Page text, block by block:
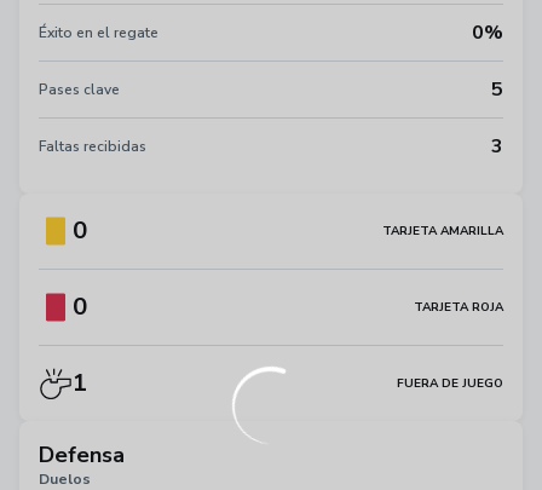
Éxito en el regate 0%
Pases clave 5
Faltas recibidas 3
0 TARJETA AMARILLA
0 TARJETA ROJA
1 FUERA DE JUEGO
Defensa
Duelos